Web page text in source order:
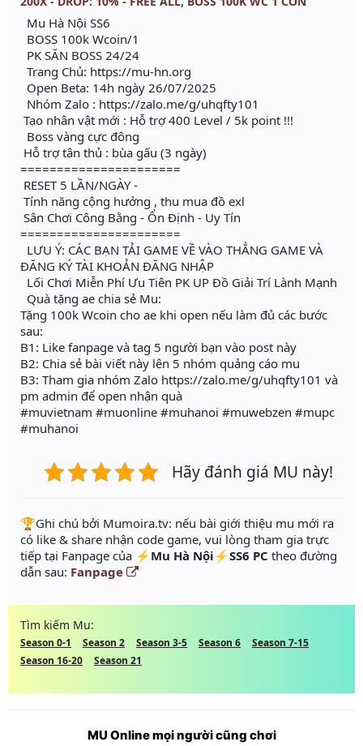
Mu Hà Nội SS6
BOSS 100k Wcoin/1
PK SĂN BOSS 24/24
Trang Chủ: https://mu-hn.org
Open Beta: 14h ngày 26/07/2025
Nhóm Zalo : https://zalo.me/g/uhqfty101
Tạo nhân vật mới : Hỗ trợ 400 Level / 5k point !!!
Boss vàng cực đông
Hỗ trợ tân thủ : bùa gấu (3 ngày)
======================
RESET 5 LẦN/NGÀY -
Tính năng cộng hưởng , thu mua đồ exl
Sân Chơi Công Bằng - Ổn Định - Uy Tín
======================
LƯU Ý: CÁC BẠN TẢI GAME VỀ VÀO THẲNG GAME VÀ
ĐĂNG KÝ TÀI KHOẢN ĐĂNG NHẬP
Lối Chơi Miễn Phí Ưu Tiên PK UP Đồ Giải Trí Lành Mạnh
Quà tặng ae chia sẻ Mu:
Tặng 100k Wcoin cho ae khi open nếu làm đủ các bước
sau:
B1: Like fanpage và tag 5 người bạn vào post này
B2: Chia sẻ bài viết này lên 5 nhóm quảng cáo mu
B3: Tham gia nhóm Zalo https://zalo.me/g/uhqfty101 và
pm admin để open nhận quà
#muvietnam #muonline #muhanoi #muwebzen #mupc
#muhanoi
Hãy đánh giá MU này!
️🏆Ghi chú bởi Mumoira.tv: nếu bài giới thiệu mu mới ra
có like & share nhận code game, vui lòng tham gia trực
tiếp tại Fanpage của ⚡Mu Hà Nội⚡SS6 PC theo đường
dẫn sau: Fanpage
Tìm kiếm Mu:
Season 0-1 Season 2 Season 3-5 Season 6
Season 7-15
Season 16-20
Season 21
MU Online mọi người cũng chơi